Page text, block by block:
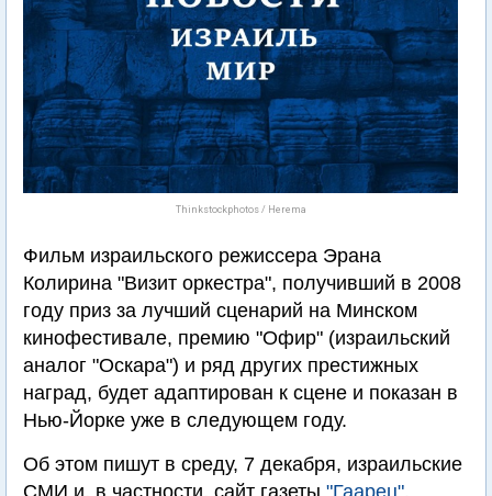
Thinkstockphotos / Herema
Фильм израильского режиссера Эрана
Колирина "Визит оркестра", получивший в 2008
году приз за лучший сценарий на Минском
кинофестивале, премию "Офир" (израильский
аналог "Оскара") и ряд других престижных
наград, будет адаптирован к сцене и показан в
Нью-Йорке уже в следующем году.
Об этом пишут в среду, 7 декабря, израильские
СМИ и, в частности, сайт газеты "Гаарец".